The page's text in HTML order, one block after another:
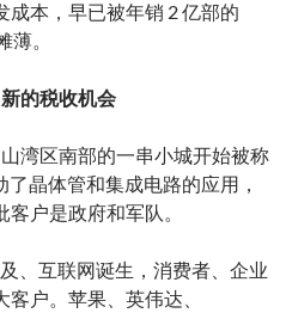
本，早已被年销 2 亿部的
薄。
的税收机会
湾区南部的一串小城开始被称
晶体管和集成电路的应用，
户是政府和军队。
、互联网诞生，消费者、企业
户。苹果、英伟达、